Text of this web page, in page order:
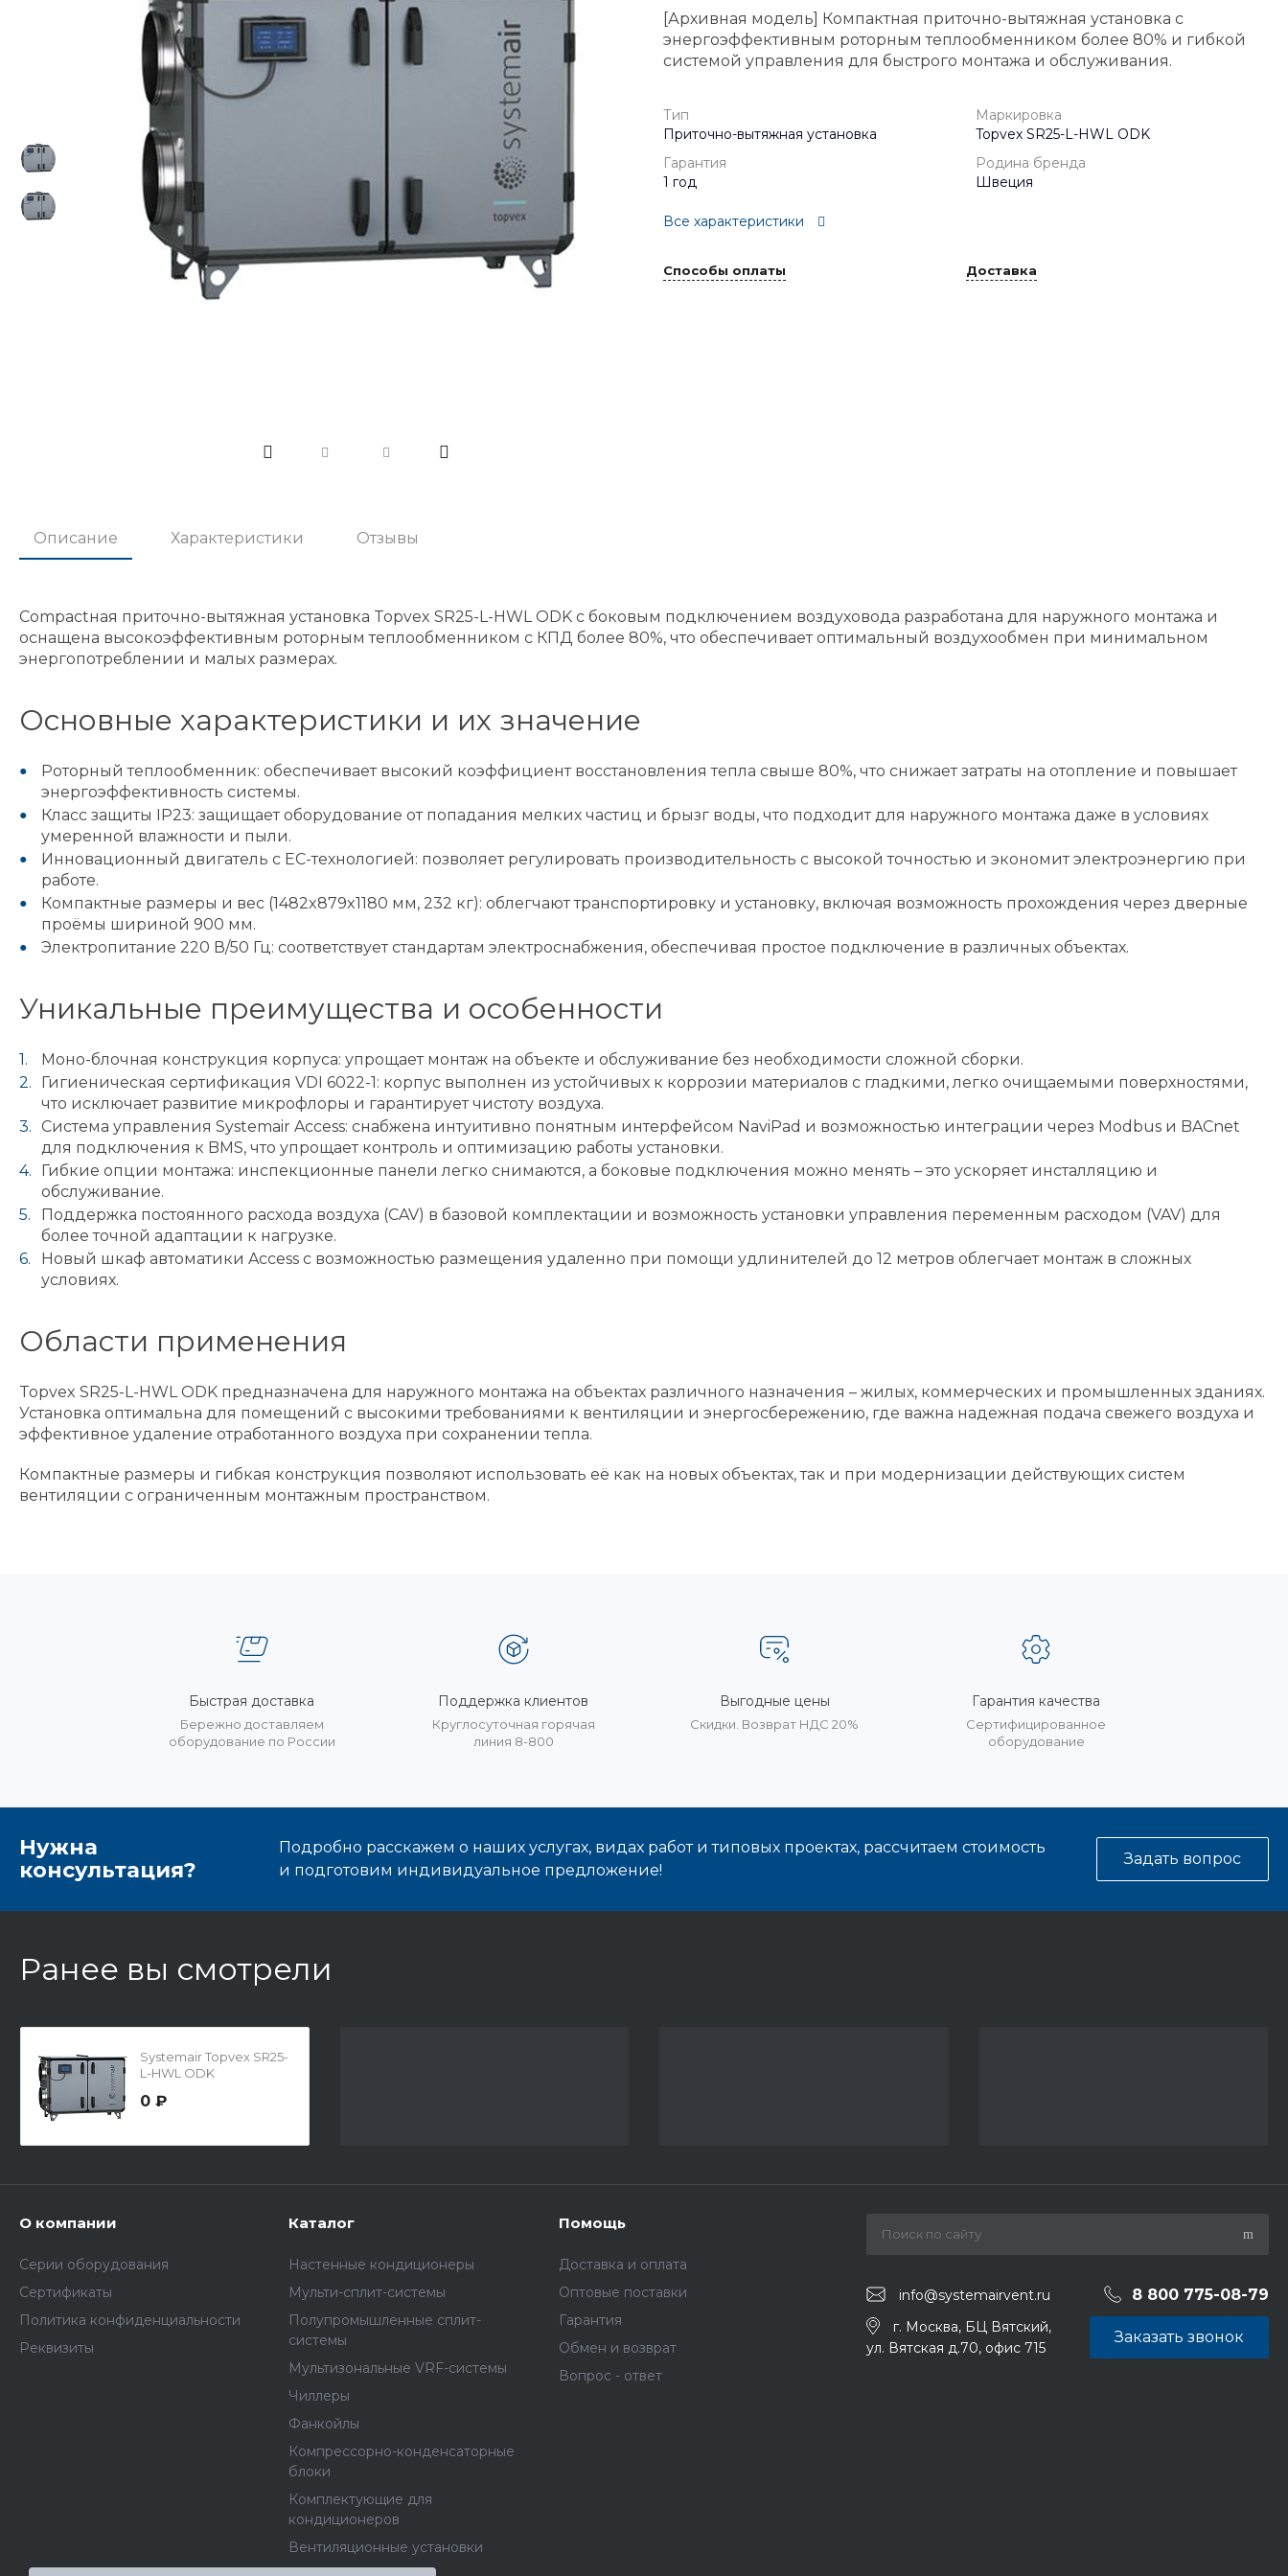
[Архивная модель] Компактная приточно-вытяжная установка с
энергоэффективным роторным теплообменником более 80% и гибкой
системой управления для быстрого монтажа и обслуживания.
Тип
Приточно-вытяжная установка
Маркировка
Topvex SR25-L-HWL ODK
Гарантия
1 год
Родина бренда
Швеция
Все характеристики
Способы оплаты Доставка
Описание Характеристики Отзывы
Compactная приточно-вытяжная установка Topvex SR25-L-HWL ODK с боковым подключением воздуховода разработана для наружного монтажа и
оснащена высокоэффективным роторным теплообменником с КПД более 80%, что обеспечивает оптимальный воздухообмен при минимальном
энергопотреблении и малых размерах.
Основные характеристики и их значение
Роторный теплообменник: обеспечивает высокий коэффициент восстановления тепла свыше 80%, что снижает затраты на отопление и повышает
энергоэффективность системы.
Класс защиты IP23: защищает оборудование от попадания мелких частиц и брызг воды, что подходит для наружного монтажа даже в условиях
умеренной влажности и пыли.
Инновационный двигатель с ЕС-технологией: позволяет регулировать производительность с высокой точностью и экономит электроэнергию при
работе.
Компактные размеры и вес (1482x879x1180 мм, 232 кг): облегчают транспортировку и установку, включая возможность прохождения через дверные
проёмы шириной 900 мм.
Электропитание 220 В/50 Гц: соответствует стандартам электроснабжения, обеспечивая простое подключение в различных объектах.
Уникальные преимущества и особенности
Моно-блочная конструкция корпуса: упрощает монтаж на объекте и обслуживание без необходимости сложной сборки.
Гигиеническая сертификация VDI 6022-1: корпус выполнен из устойчивых к коррозии материалов с гладкими, легко очищаемыми поверхностями,
что исключает развитие микрофлоры и гарантирует чистоту воздуха.
Система управления Systemair Access: снабжена интуитивно понятным интерфейсом NaviPad и возможностью интеграции через Modbus и BACnet
для подключения к BMS, что упрощает контроль и оптимизацию работы установки.
Гибкие опции монтажа: инспекционные панели легко снимаются, а боковые подключения можно менять – это ускоряет инсталляцию и
обслуживание.
Поддержка постоянного расхода воздуха (CAV) в базовой комплектации и возможность установки управления переменным расходом (VAV) для
более точной адаптации к нагрузке.
Новый шкаф автоматики Access с возможностью размещения удаленно при помощи удлинителей до 12 метров облегчает монтаж в сложных
условиях.
Области применения
Topvex SR25-L-HWL ODK предназначена для наружного монтажа на объектах различного назначения – жилых, коммерческих и промышленных зданиях.
Установка оптимальна для помещений с высокими требованиями к вентиляции и энергосбережению, где важна надежная подача свежего воздуха и
эффективное удаление отработанного воздуха при сохранении тепла.
Компактные размеры и гибкая конструкция позволяют использовать её как на новых объектах, так и при модернизации действующих систем
вентиляции с ограниченным монтажным пространством.
Быстрая доставка
Бережно доставляем
оборудование по России
Поддержка клиентов
Круглосуточная горячая
линия 8-800
Выгодные цены
Скидки. Возврат НДС 20%
Гарантия качества
Сертифицированное
оборудование
Нужна
консультация?
Подробно расскажем о наших услугах, видах работ и типовых проектах, рассчитаем стоимость
и подготовим индивидуальное предложение!
Задать вопрос
Ранее вы смотрели
Systemair Topvex SR25-
L-HWL ODK
0 ₽
О компании
Серии оборудования
Сертификаты
Политика конфиденциальности
Реквизиты
Каталог
Настенные кондиционеры
Мульти-сплит-системы
Полупромышленные сплит-
системы
Мультизональные VRF-системы
Чиллеры
Фанкойлы
Компрессорно-конденсаторные
блоки
Комплектующие для
кондиционеров
Вентиляционные установки
Помощь
Доставка и оплата
Оптовые поставки
Гарантия
Обмен и возврат
Вопрос - ответ
info@systemairvent.ru 8 800 775-08-79
г. Москва, БЦ Вятский,
ул. Вятская д.70, офис 715
Заказать звонок